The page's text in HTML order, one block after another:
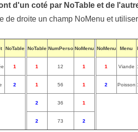
d'un coté par NoTable et de
de droite un champ NoMenu et
NoTable NoTable NumPerso NoMenu NoMenu Menu
1 1 12 1 1 Viande
2 1 56 1 2 Poisson
2 36 1
2 73 2